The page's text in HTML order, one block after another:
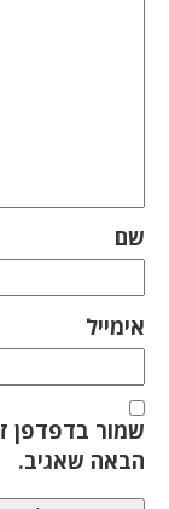
שם
אימייל
שמור בדפדפן
הבאה שאגיב.